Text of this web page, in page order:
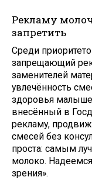
Рекламу
запретить
Среди
запрещающий
заменителей
увлечённость
здоровья
внесённый в
рекламу,
смесей без
проста: самым
молоко. Надеемся,
зрения».